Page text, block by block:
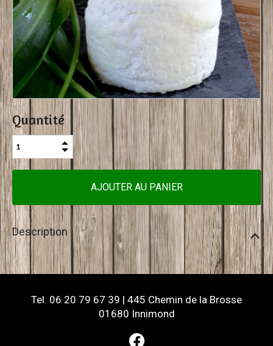
Quantité
Description
Tel. 06 20 79 67 39 | 445 Chemin de la Brosse
01680 Innimond